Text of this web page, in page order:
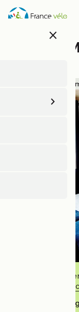
Aller
au
close
LES
Cet
accueillir des
Voir ses